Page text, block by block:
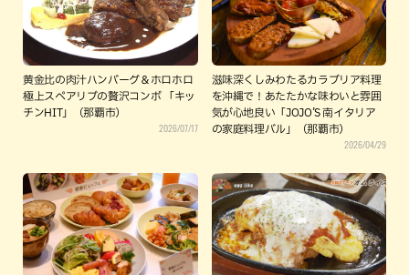
黄金比の肉汁ハンバーグ＆ホロホロ
極上スペアリブの贅沢コンボ 「キッ
チンHIT」（那覇市）
2026/07/17
滋味深くしみわたるカラブリア料理
を沖縄で！あたたかな味わいと雰囲
気が心地良い「JOJO’S 南イタリア
の家庭料理バル」（那覇市）
2026/04/29